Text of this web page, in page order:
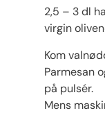
2,5 – 3 dl
virgin
Kom
Parmesan
på pulsér.
Mens